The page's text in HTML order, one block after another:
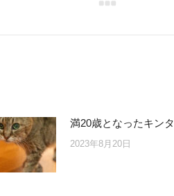
満20歳となったキンタ
2023年8月20日